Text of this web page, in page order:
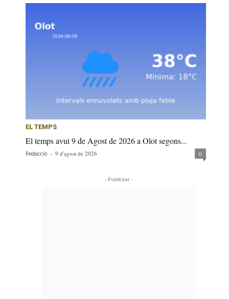
EL TEMPS
El temps avui 9 de Agost de 2026 a Olot segons...
Redacció - 9 d'agost de 2026 0
- Publicitat -